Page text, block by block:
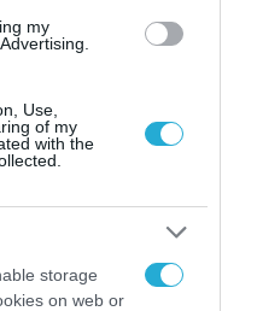
my
Use,
of my
with the
storage
on web or